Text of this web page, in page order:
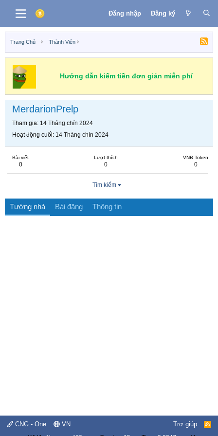
Đăng nhập Đăng ký
Trang Chủ Thành Viên
Hướng dẫn kiếm tiền đơn giản miễn phí
MerdarionPrelp
Tham gia 14 Tháng chín 2024
Hoạt động cuối 14 Tháng chín 2024
Bài viết
0
Lượt thích
0
VNB Token
0
Tìm kiếm
Tường nhà Bài đăng Thông tin
CNG - One VN Trợ giúp
R